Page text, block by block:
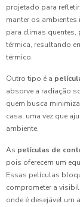
projetado para
manter os
para climas quentes,
térmica, resultando
térmico.
Outro tipo é a
absorve a radiação
quem busca
casa, uma vez que
ambiente.
As películas de
pois oferecem um
Essas películas
comprometer a
onde é desejável um